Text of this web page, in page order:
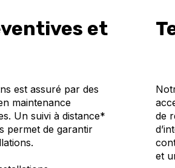
et
est assuré par des
maintenance
Un suivi à distance*
permet de garantir
de
et